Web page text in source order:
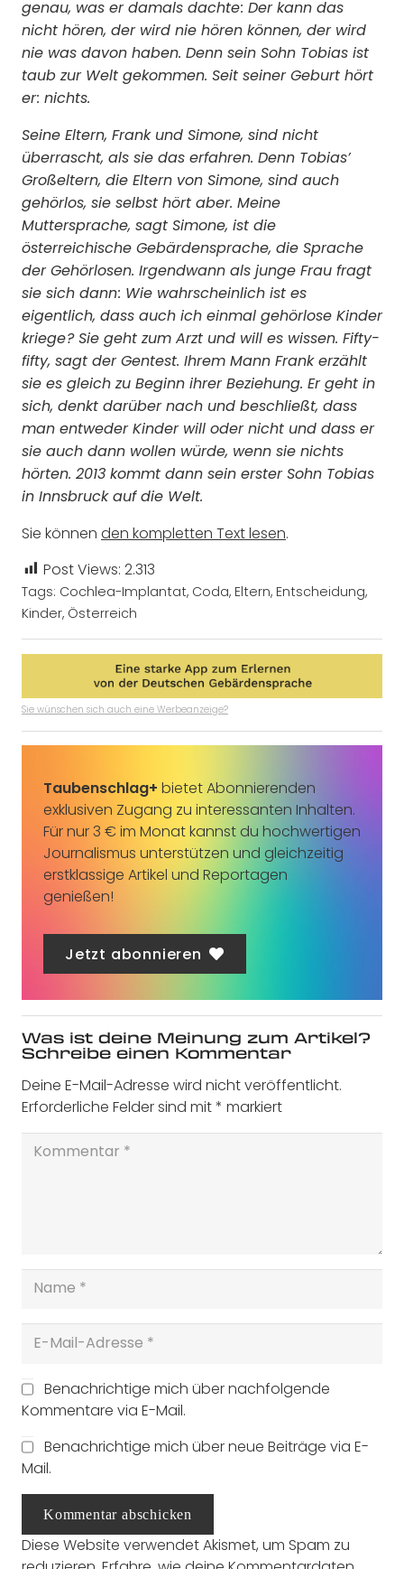
genau, was er damals dachte : Der kann das
nicht hören, der wird nie hören können, der wird
nie was davon haben. Denn sein Sohn Tobias ist
taub zur Welt gekommen. Seit seiner Geburt hört
er : nichts.
Seine Eltern, Frank und Simone, sind nicht
überrascht, als sie das erfahren. Denn Tobias’
Großeltern, die Eltern von Simone, sind auch
gehörlos, sie selbst hört aber. Meine
Muttersprache, sagt Simone, ist die
österreichische Ge­bär­densprache, die Sprache
der Gehörlosen. Irgendwann als junge Frau fragt
sie sich dann : Wie wahrscheinlich ist es
eigentlich, dass auch ich einmal gehörlose Kinder
kriege ? Sie geht zum Arzt und will es wissen. Fifty-
fifty, sagt der Gentest. Ihrem Mann Frank erzählt
sie es gleich zu Beginn ihrer Beziehung. Er geht in
sich, denkt darüber nach und beschließt, dass
man entweder Kinder will oder nicht und dass er
sie auch dann wollen würde, wenn sie nichts
hörten. 2013 kommt dann sein erster Sohn Tobias
in Innsbruck auf die Welt.
Sie können den kompletten Text lesen.
Post Views: 2.313
Tags: Cochlea-Implantat, Coda, Eltern, Entscheidung,
Kinder, Österreich
Sie wünschen sich auch eine Werbeanzeige?
Taubenschlag+ bietet Abonnierenden
exklusiven Zugang zu interessanten Inhalten.
Für nur 3 € im Monat kannst du hochwertigen
Journalismus unterstützen und gleichzeitig
erstklassige Artikel und Reportagen
genießen!
Jetzt abonnieren
Was ist deine Meinung zum Artikel?
Schreibe einen Kommentar
Deine E-Mail-Adresse wird nicht veröffentlicht.
Erforderliche Felder sind mit* markiert
Benachrichtige mich über nachfolgende
Kommentare via E-Mail.
Benachrichtige mich über neue Beiträge via E-
Mail.
Kommentar abschicken
Diese Website verwendet Akismet, um Spam zu